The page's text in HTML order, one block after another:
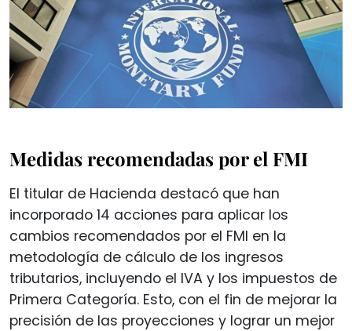
Medidas recomendadas por el FMI
El titular de Hacienda destacó que han
incorporado 14 acciones para aplicar los
cambios recomendados por el FMI en la
metodología de cálculo de los ingresos
tributarios, incluyendo el IVA y los impuestos de
Primera Categoría. Esto, con el fin de mejorar la
precisión de las proyecciones y lograr un mejor